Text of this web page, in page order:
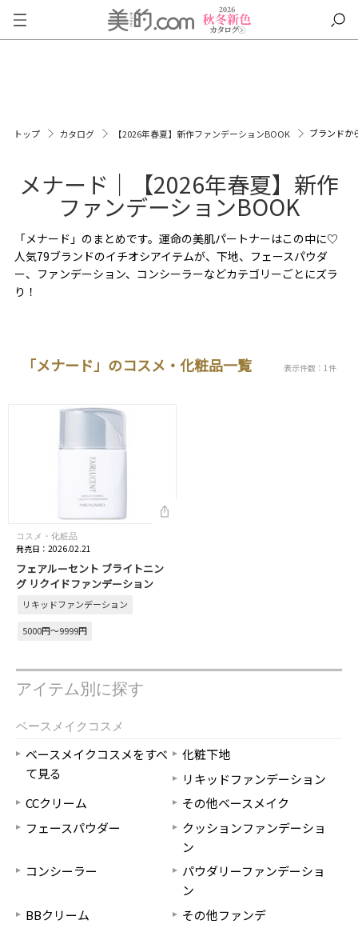
トップ カタログ 【2026年春夏】新作ファンデーションBOOK ブランドか
メナード｜【2026年春夏】新作
ファンデーションBOOK
「メナード」のまとめです。運命の美肌パートナーはこの中に♡
人気79ブランドのイチオシアイテムが、下地、フェースパウダ
ー、ファンデーション、コンシーラーなどカテゴリーごとにズラ
り！
「メナード」のコスメ・化粧品一覧 表示件数：1件
コスメ・化粧品
発売日：2026.02.21
フェアルーセント ブライトニン
グ リクイドファンデーション
リキッドファンデーション
5000円～9999円
アイテム別に探す
ベースメイクコスメ
ベースメイクコスメをすべ
て見る
化粧下地
リキッドファンデーション
CCクリーム
その他ベースメイク
フェースパウダー
クッションファンデーショ
ン
コンシーラー
パウダリーファンデーショ
ン
BBクリーム
その他ファンデ